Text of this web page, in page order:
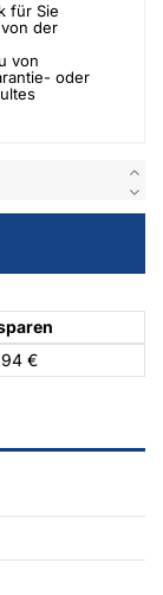
für Sie
der
von
oder
€